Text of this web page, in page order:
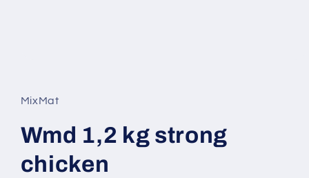
in
modal
MixMat
Wmd 1,2 kg strong
chicken